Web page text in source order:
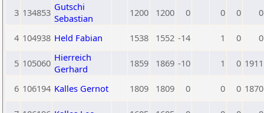
3 134853 Gutschi
Sebastian
1200 1200 0 0 0 0
4 104938 Held Fabian 1538 1552 -14 1 0 0
5 105060 Hierreich
Gerhard
1859 1869 -10 1 0 1911
6 106194 Kalles Gernot 1809 1809 0 0 0 1870